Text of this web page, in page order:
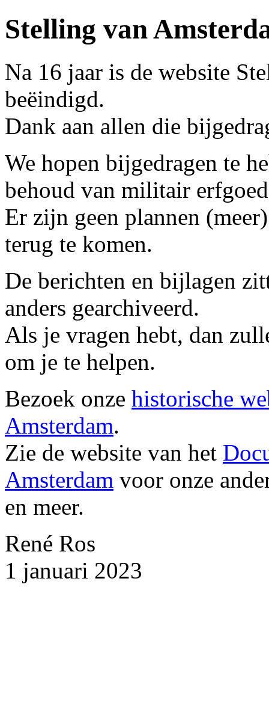
Stelling van
Na 16 jaar is de website
beëindigd.
Dank aan allen die
We hopen bijgedragen te
behoud van militair
Er zijn geen plannen
terug te komen.
De berichten en bijlagen
anders gearchiveerd.
Als je vragen hebt, dan
om je te helpen.
Bezoek onze historische
Amsterdam.
Zie de website van het
Amsterdam voor onze
en meer.
René Ros
1 januari 2023